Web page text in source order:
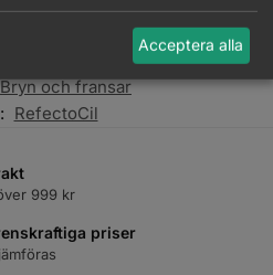
Bryn och fransar
RefectoCil
999 kr
priser
Acceptera alla